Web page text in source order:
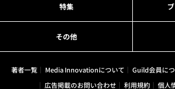
特集
その他
著者一覧 Media Innovationについて Guild会員に
広告掲載のお問い合わせ
利用規約 個人